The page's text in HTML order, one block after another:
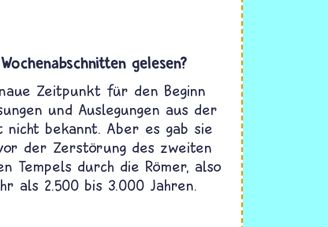
gelesen?
Zeitpunkt für den Beginn
und Auslegungen aus der
nicht bekannt. Aber es gab sie
der Zerstörung des zweiten
Tempels durch die Römer, also
als 2.500 bis 3.000 Jahren.